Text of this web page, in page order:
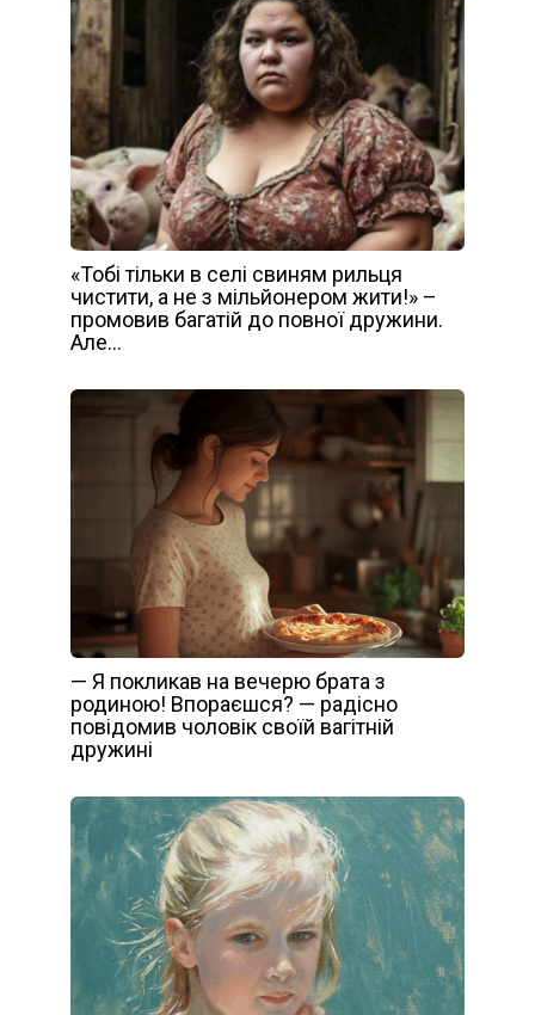
«Тобі тільки в селі свиням рильця
чистити, а не з мільйонером жити!» –
промовив багатій до повної дружини.
Але…
— Я покликав на вечерю брата з
родиною! Впораєшся? — радісно
повідомив чоловік своїй вагітній
дружині